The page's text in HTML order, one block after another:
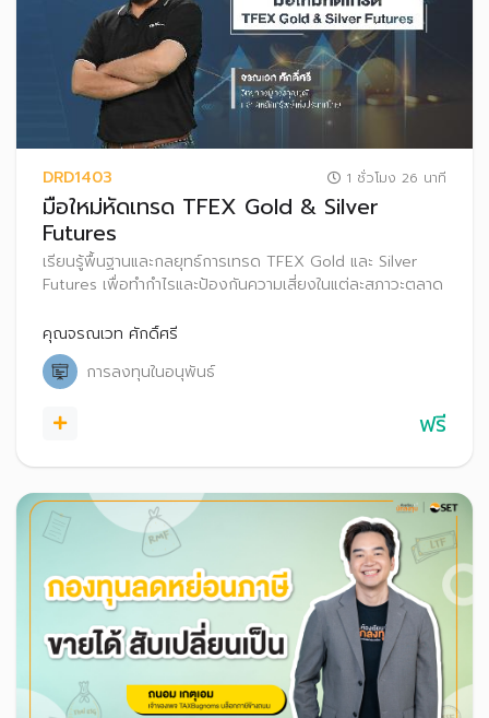
DRD1403 1 ชั่วโมง 26 นาที
มือใหม่หัดเทรด TFEX Gold & Silver
Futures
เรียนรู้พื้นฐานและกลยุทธ์การเทรด TFEX Gold และ Silver
Futures เพื่อทำกำไรและป้องกันความเสี่ยงในแต่ละสภาวะตลาด
คุณจรณเวท ศักดิ์ศรี
การลงทุนในอนุพันธ์
ฟรี